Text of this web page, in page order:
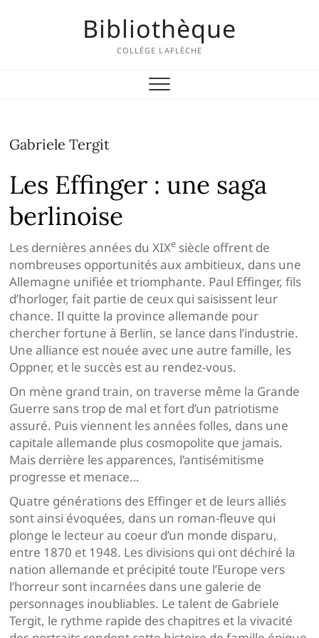
Bibliothèque
COLLÈGE LAFLÈCHE
Gabriele Tergit
Les Effinger : une saga
berlinoise
Les dernières années du XIXe siècle offrent de
nombreuses opportunités aux ambitieux, dans une
Allemagne unifiée et triomphante. Paul Effinger, fils
d’horloger, fait partie de ceux qui saisissent leur
chance. Il quitte la province allemande pour
chercher fortune à Berlin, se lance dans l’industrie.
Une alliance est nouée avec une autre famille, les
Oppner, et le succès est au rendez-vous.
On mène grand train, on traverse même la Grande
Guerre sans trop de mal et fort d’un patriotisme
assuré. Puis viennent les années folles, dans une
capitale allemande plus cosmopolite que jamais.
Mais derrière les apparences, l’antisémitisme
progresse et menace…
Quatre générations des Effinger et de leurs alliés
sont ainsi évoquées, dans un roman-fleuve qui
plonge le lecteur au coeur d’un monde disparu,
entre 1870 et 1948. Les divisions qui ont déchiré la
nation allemande et précipité toute l’Europe vers
l’horreur sont incarnées dans une galerie de
personnages inoubliables. Le talent de Gabriele
Tergit, le rythme rapide des chapitres et la vivacité